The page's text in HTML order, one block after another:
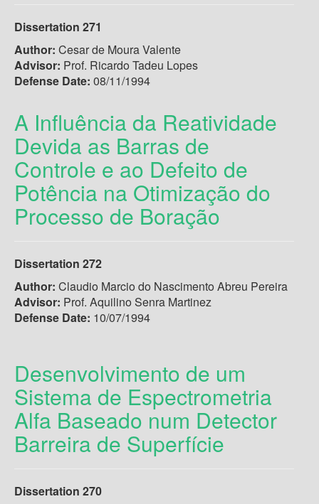
Dissertation 271
Author: Cesar de Moura Valente
Advisor: Prof. Ricardo Tadeu Lopes
Defense Date: 08/11/1994
A Influência da Reatividade
Devida as Barras de
Controle e ao Defeito de
Potência na Otimização do
Processo de Boração
Dissertation 272
Author: Claudio Marcio do Nascimento Abreu Pereira
Advisor: Prof. Aquilino Senra Martinez
Defense Date: 10/07/1994
Desenvolvimento de um
Sistema de Espectrometria
Alfa Baseado num Detector
Barreira de Superfície
Dissertation 270